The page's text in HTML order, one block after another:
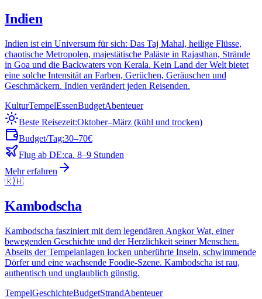
Indien
Indien ist ein Universum für sich: Das Taj Mahal, heilige Flüsse,
chaotische Metropolen, majestätische Paläste in Rajasthan, Strände
in Goa und die Backwaters von Kerala. Kein Land der Welt bietet
eine solche Intensität an Farben, Gerüchen, Geräuschen und
Geschmäckern. Indien verändert jeden Reisenden.
KulturTempelEssenBudgetAbenteuer
Beste Reisezeit:Oktober–März (kühl und trocken)
Budget/Tag:30–70€
Flug ab DE:ca. 8–9 Stunden
Mehr erfahren
🇰🇭
Kambodscha
Kambodscha fasziniert mit dem legendären Angkor Wat, einer
bewegenden Geschichte und der Herzlichkeit seiner Menschen.
Abseits der Tempelanlagen locken unberührte Inseln, schwimmende
Dörfer und eine wachsende Foodie-Szene. Kambodscha ist rau,
authentisch und unglaublich günstig.
TempelGeschichteBudgetStrandAbenteuer